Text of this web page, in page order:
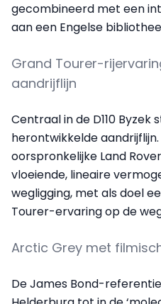
gecombineerd met een
aan een Engelse
Grand Tourer-
aandrijflijn
Centraal in de D110 Byzek
herontwikkelde
oorspronkelijke Land
vloeiende, lineaire
wegligging, met als doel
Tourer-ervaring op de
Arctic Grey met
De James Bond-